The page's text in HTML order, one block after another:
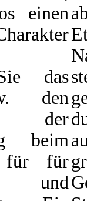
einen
das
den
der
beim
für für
und